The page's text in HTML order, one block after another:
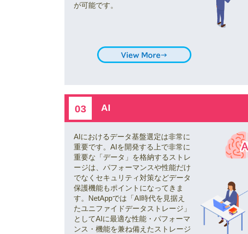
が可能です。
03 AI
AIにおけるデータ基盤選定は非常に
重要です。AIを開発する上で非常に
重要な「データ」を格納するストレ
ージは、パフォーマンスや性能だけ
でなくセキュリティ対策などデータ
保護機能もポイントになってきま
す。NetAppでは「AI時代を見据え
たユニファイドデータストレージ」
としてAIに最適な性能・パフォーマ
ンス・機能を兼ね備えたストレージ